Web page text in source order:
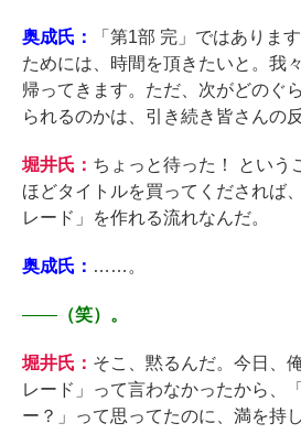
奥成氏：
「第1部 完」ではありま
ためには、時間を頂きたいと。我
帰ってきます。ただ、次がどのぐ
られるのかは、引き続き皆さんの
堀井氏： ちょっと待った！ という
ほどタイトルを買ってくだされば
レード」を作れる流れなんだ。
奥成氏： ……。
――（笑）。
堀井氏： そこ、黙るんだ。今日、
レード」って言わなかったから、
ー？」って思ってたのに、満を持